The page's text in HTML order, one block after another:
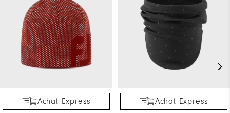
Achat Express
Achat Express